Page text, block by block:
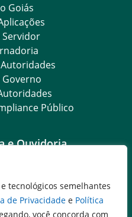
tecnológicos semelhantes
de Privacidade e Política
você concorda com
Goiás
Servidor
Governo
Público
e Ouvidoria
Goiás
ao Cidadão